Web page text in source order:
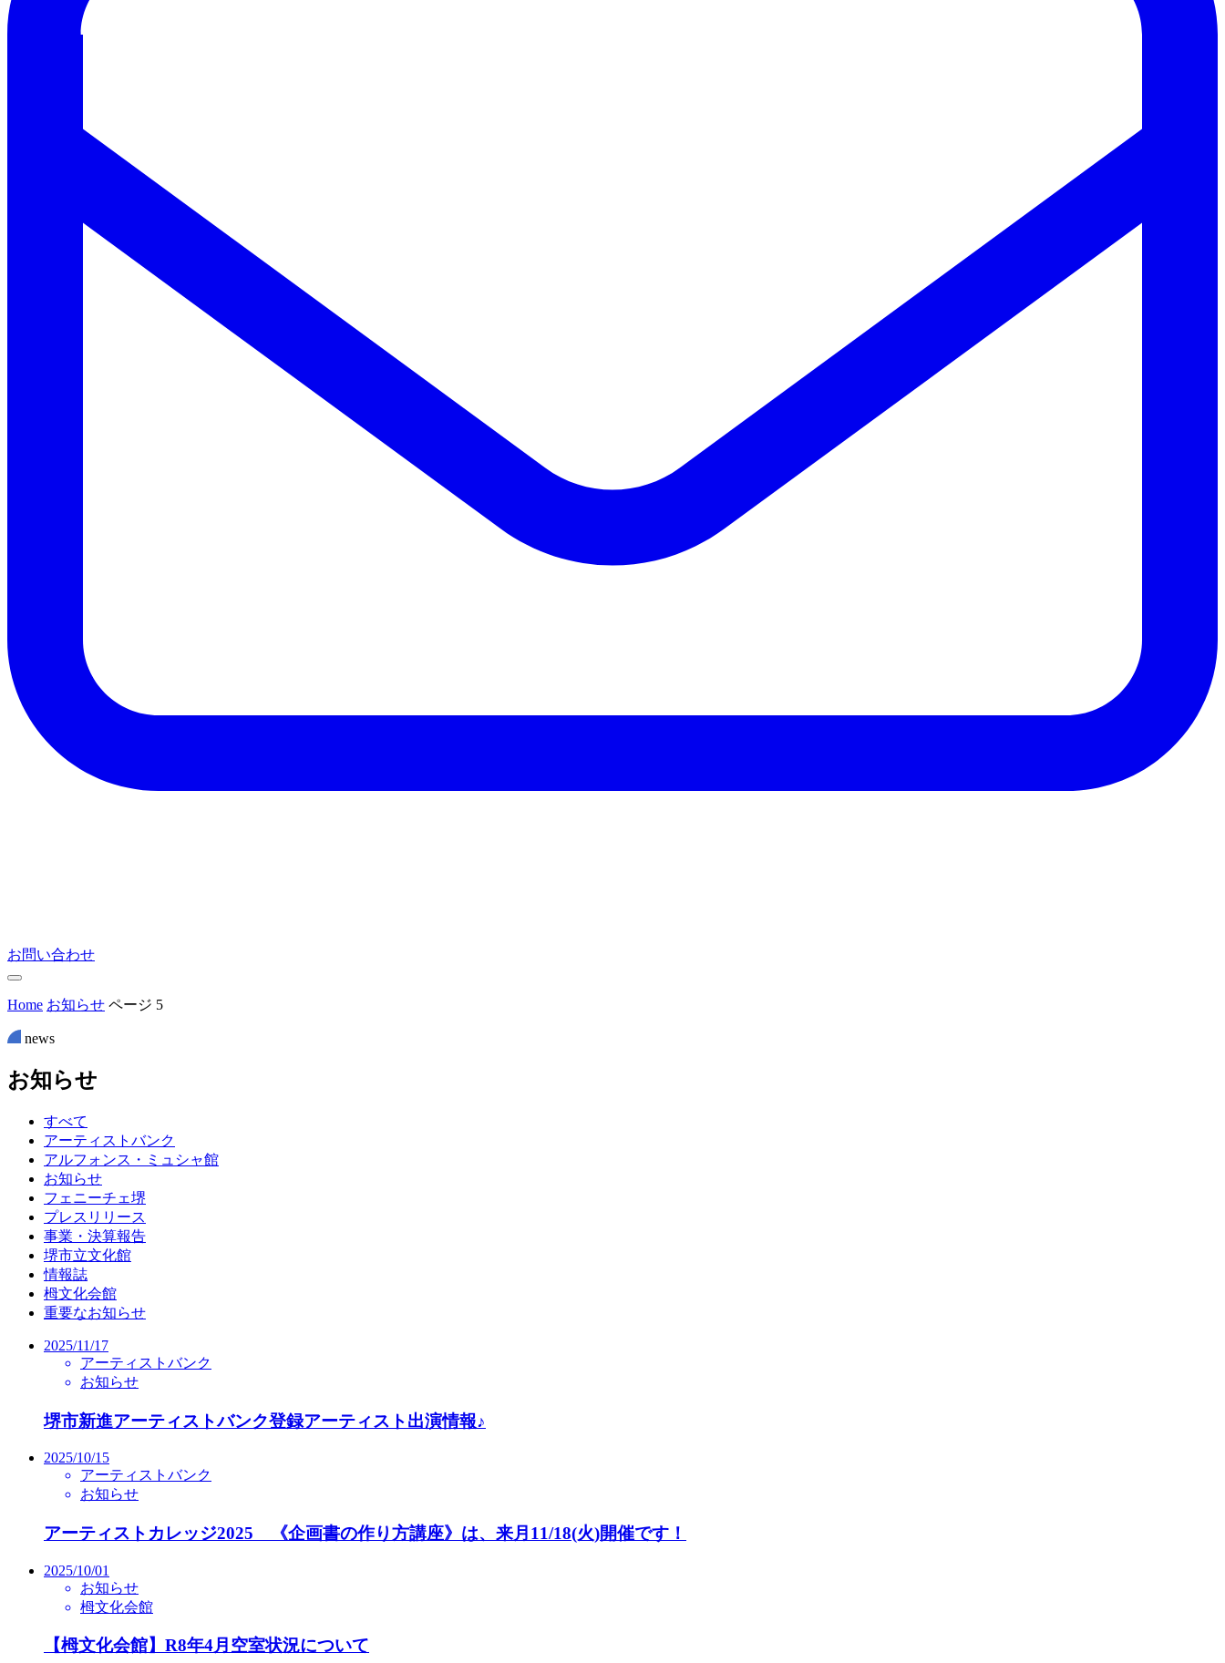
お問い合わせ
Home お知らせ ページ 5
news
お知らせ
すべて
アーティストバンク
アルフォンス・ミュシャ館
お知らせ
フェニーチェ堺
プレスリリース
事業・決算報告
堺市立文化館
情報誌
栂文化会館
重要なお知らせ
2025/11/17
アーティストバンク
お知らせ
堺市新進アーティストバンク登録アーティスト出演情報♪
2025/10/15
アーティストバンク
お知らせ
アーティストカレッジ2025 《企画書の作り方講座》は、来月11/18(火)開催です！
2025/10/01
お知らせ
栂文化会館
【栂文化会館】R8年4月空室状況について